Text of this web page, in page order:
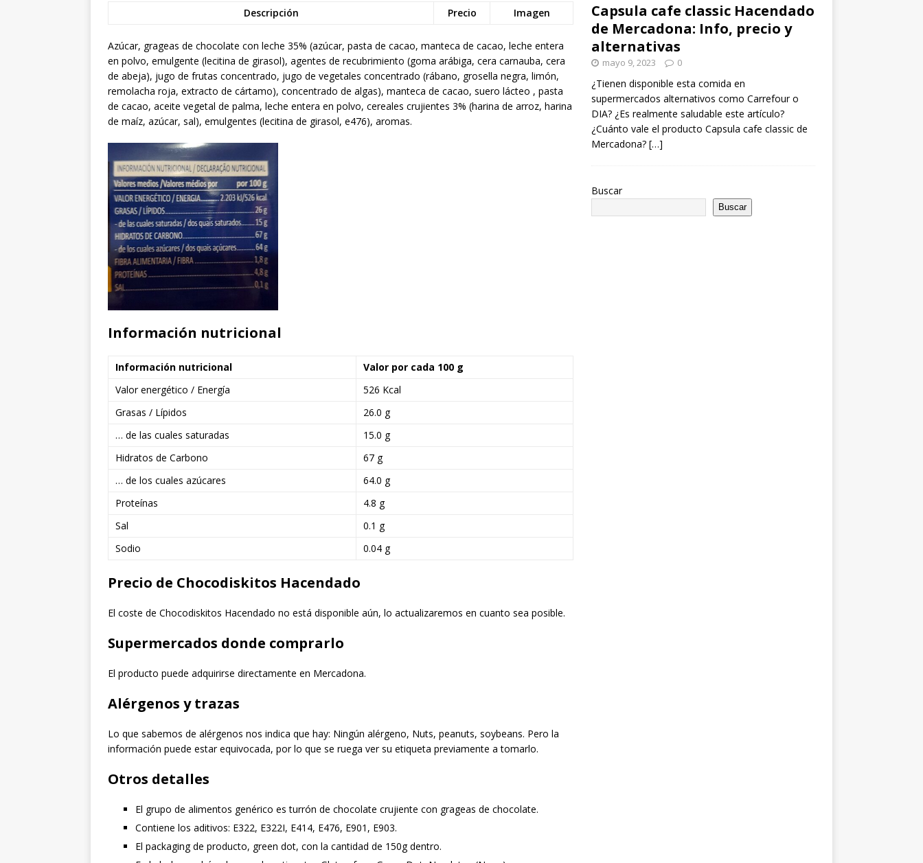
Descripción Precio Imagen
Azúcar, grageas de chocolate con leche 35% (azúcar, pasta de cacao, manteca de cacao, leche entera
en polvo, emulgente (lecitina de girasol), agentes de recubrimiento (goma arábiga, cera carnauba, cera
de abeja), jugo de frutas concentrado, jugo de vegetales concentrado (rábano, grosella negra, limón,
remolacha roja, extracto de cártamo), concentrado de algas), manteca de cacao, suero lácteo , pasta
de cacao, aceite vegetal de palma, leche entera en polvo, cereales crujientes 3% (harina de arroz, harina
de maíz, azúcar, sal), emulgentes (lecitina de girasol, e476), aromas.
Información nutricional
Información nutricional
Valor por cada 100 g
Valor energético / Energía
526 Kcal
Grasas / Lípidos
26.0 g
… de las cuales saturadas
15.0 g
Hidratos de Carbono
67 g
… de los cuales azúcares
64.0 g
Proteínas
4.8 g
Sal
0.1 g
Sodio
0.04 g
Precio de Chocodiskitos Hacendado
El coste de Chocodiskitos Hacendado no está disponible aún, lo actualizaremos en cuanto sea posible.
Supermercados donde comprarlo
El producto puede adquirirse directamente en Mercadona.
Alérgenos y trazas
Lo que sabemos de alérgenos nos indica que hay: Ningún alérgeno, Nuts, peanuts, soybeans. Pero la
información puede estar equivocada, por lo que se ruega ver su etiqueta previamente a tomarlo.
Otros detalles
El grupo de alimentos genérico es turrón de chocolate crujiente con grageas de chocolate.
Contiene los aditivos: E322, E322I, E414, E476, E901, E903.
El packaging de producto, green dot, con la cantidad de 150g dentro.
Capsula cafe classic Hacendado
de Mercadona: Info, precio y
alternativas
mayo 9, 2023 0
¿Tienen disponible esta comida en
supermercados alternativos como Carrefour o
DIA? ¿Es realmente saludable este artículo?
¿Cuánto vale el producto Capsula cafe classic de
Mercadona? […]
Buscar
Buscar